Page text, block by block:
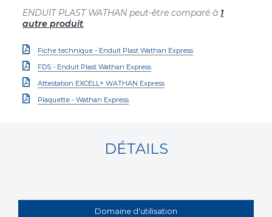
ENDUIT PLAST WATHAN peut-être comparé à 1
autre produit.
Fiche technique - Enduit Plast Wathan Express
FDS - Enduit Plast Wathan Express
Attestation EXCELL+ WATHAN Express
Plaquette - Wathan Express
DÉTAILS
Domaine d'utilisation